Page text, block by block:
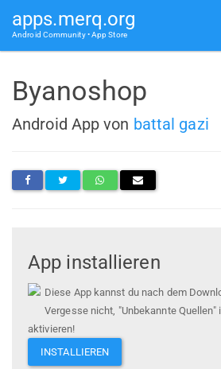
apps.merq.org
Android Community • App Store
Byanoshop
Android App von battal gazi
App installieren
Diese App kannst du nach dem
Vergesse nicht, "Unbekannte Quellen"
aktivieren!
INSTALLIEREN